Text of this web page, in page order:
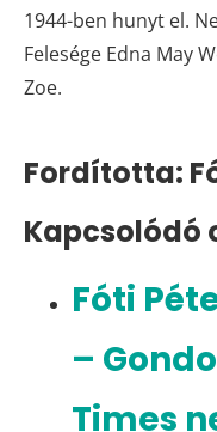
1944-ben hunyt el.
Felesége Edna May
Zoe.
Fordította:
Kapcsolódó
Fóti
–
Times